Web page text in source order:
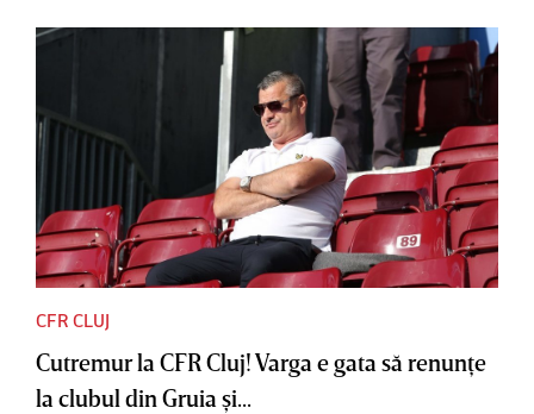
CFR CLUJ
Cutremur la CFR Cluj! Varga e gata să renunţe
la clubul din Gruia şi...